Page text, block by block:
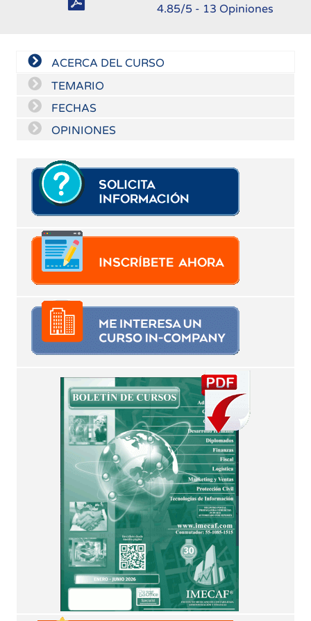
4.85/5 - 13 Opiniones
ACERCA DEL CURSO
TEMARIO
FECHAS
OPINIONES